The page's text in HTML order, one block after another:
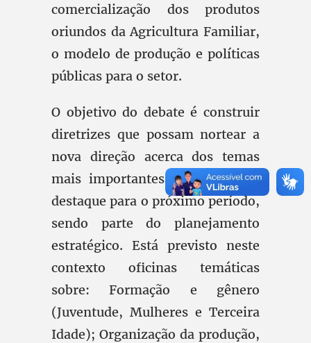
comercialização dos produtos
oriundos da Agricultura Familiar,
o modelo de produção e políticas
públicas para o setor.
O objetivo do debate é construir
diretrizes que possam nortear a
nova direção acerca dos temas
mais importantes que merecem
destaque para o próximo período,
sendo parte do planejamento
estratégico. Está previsto neste
contexto oficinas temáticas
sobre: Formação e gênero
(Juventude, Mulheres e Terceira
Idade); Organização da produção,